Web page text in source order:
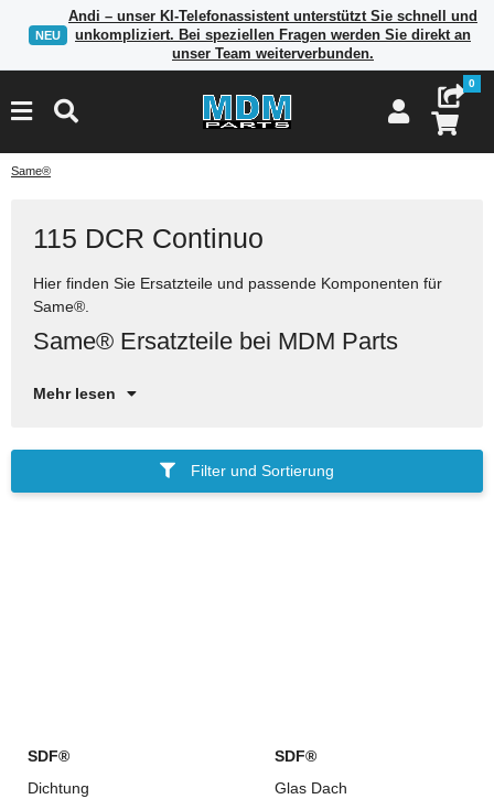
NEU
Andi – unser KI-Telefonassistent unterstützt Sie schnell und
unkompliziert. Bei speziellen Fragen werden Sie direkt an
unser Team weiterverbunden.
0
Same®
115 DCR Continuo
Hier finden Sie Ersatzteile und passende Komponenten für
Same®.
Same® Ersatzteile bei MDM Parts
Mehr lesen
Filter und Sortierung
SDF®
Dichtung
SDF®
Glas Dach